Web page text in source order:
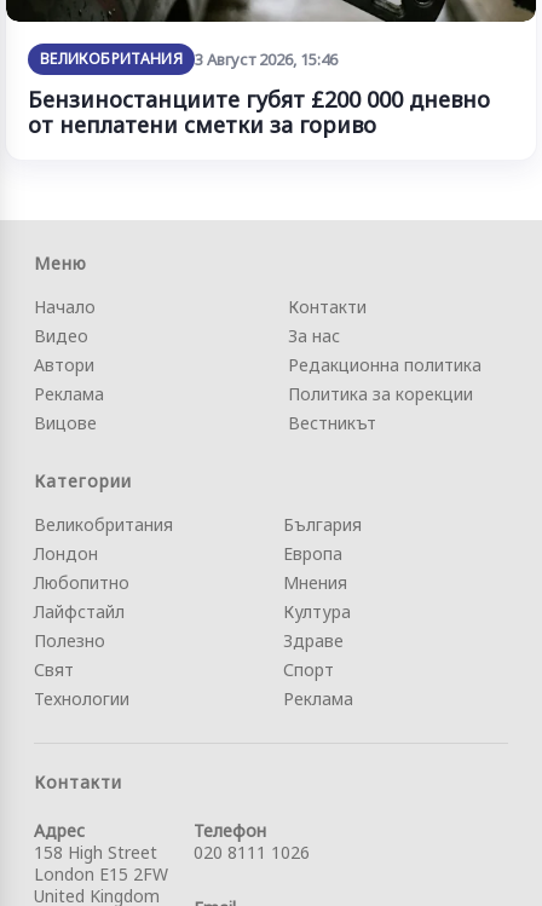
ВЕЛИКОБРИТАНИЯ 3 Август 2026, 15:46
Бензиностанциите губят £200 000 дневно
от неплатени сметки за гориво
Меню
Начало
Видео
Автори
Реклама
Вицове
Контакти
За нас
Редакционна политика
Политика за корекции
Вестникът
Категории
Великобритания
Лондон
Любопитно
Лайфстайл
Полезно
Свят
Технологии
България
Европа
Мнения
Култура
Здраве
Спорт
Реклама
Контакти
Адрес
158 High Street
London E15 2FW
United Kingdom
Телефон
020 8111 1026